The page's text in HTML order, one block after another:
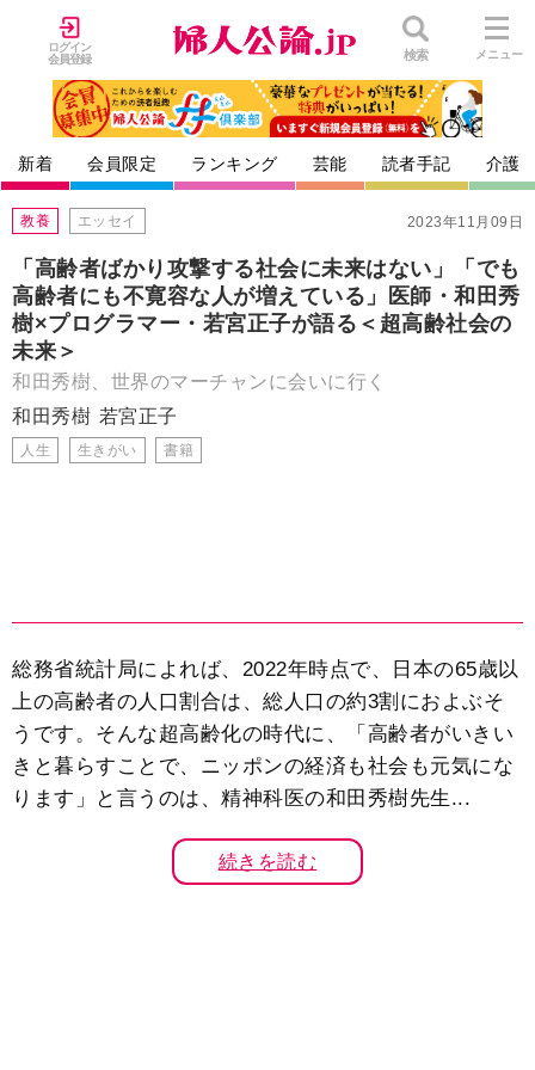
ログイン
会員登録
検索 メニュー
新着 会員限定 ランキング 芸能 読者手記 介護
2023年11月09日
教養 エッセイ
「高齢者ばかり攻撃する社会に未来はない」「でも
高齢者にも不寛容な人が増えている」医師・和田秀
樹×プログラマー・若宮正子が語る＜超高齢社会の
未来＞
和田秀樹、世界のマーチャンに会いに行く
和田秀樹 若宮正子
人生 生きがい 書籍
総務省統計局によれば、2022年時点で、日本の65歳以
上の高齢者の人口割合は、総人口の約3割におよぶそ
うです。そんな超高齢化の時代に、「高齢者がいきい
きと暮らすことで、ニッポンの経済も社会も元気にな
ります」と言うのは、精神科医の和田秀樹先生...
続きを読む